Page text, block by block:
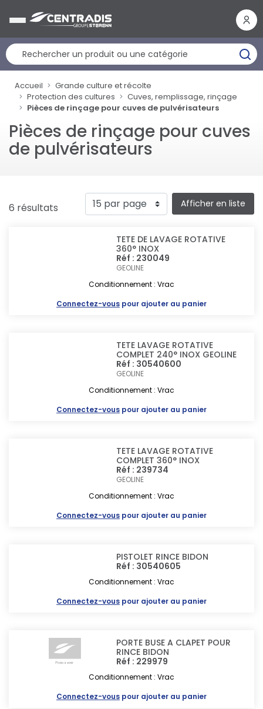
Accueil
Grande culture et récolte
Protection des cultures
Cuves, remplissage, rinçage
Pièces de rinçage pour cuves de pulvérisateurs
Pièces de rinçage pour cuves
de pulvérisateurs
6 résultats Afficher en liste
TETE DE LAVAGE ROTATIVE
360° INOX
Réf : 230049
GEOLINE
Conditionnement : Vrac
Connectez-vous pour ajouter au panier
TETE LAVAGE ROTATIVE
COMPLET 240° INOX GEOLINE
Réf : 30540600
GEOLINE
Conditionnement : Vrac
Connectez-vous pour ajouter au panier
TETE LAVAGE ROTATIVE
COMPLET 360° INOX
Réf : 239734
GEOLINE
Conditionnement : Vrac
Connectez-vous pour ajouter au panier
PISTOLET RINCE BIDON
Réf : 30540605
Conditionnement : Vrac
Connectez-vous pour ajouter au panier
PORTE BUSE A CLAPET POUR
RINCE BIDON
Réf : 229979
Conditionnement : Vrac
Connectez-vous pour ajouter au panier